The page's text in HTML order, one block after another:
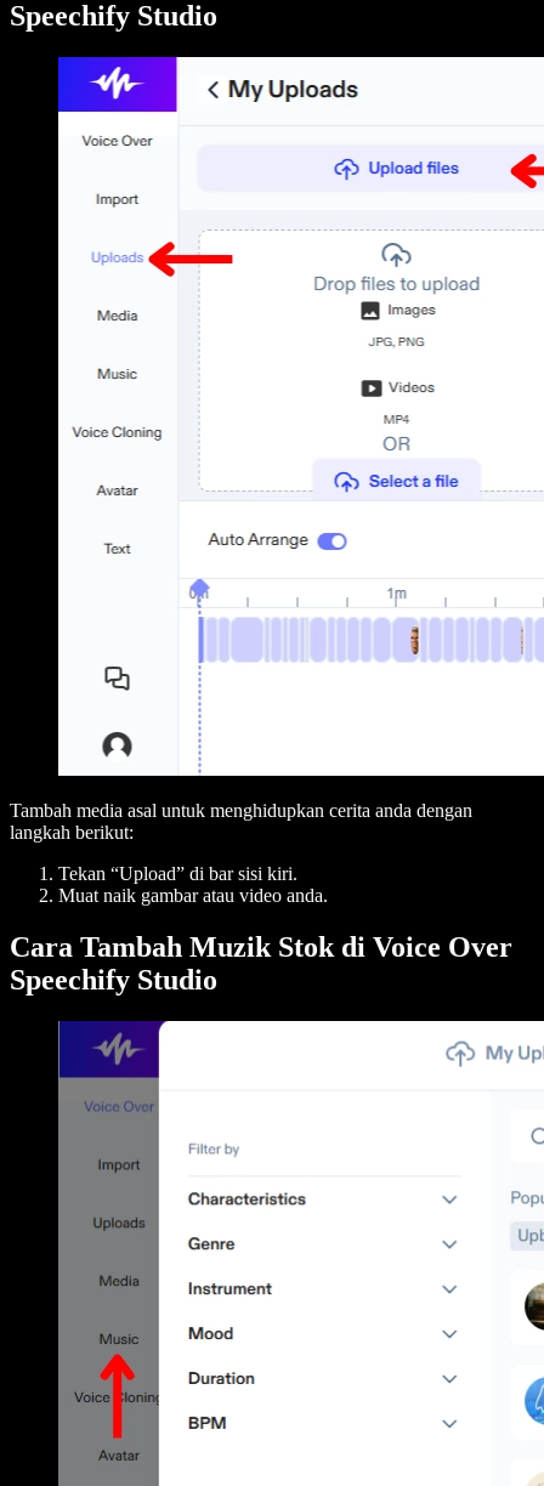
Speechify Studio
Tambah media asal untuk menghidupkan cerita anda dengan
langkah berikut:
Tekan “Upload” di bar sisi kiri.
Muat naik gambar atau video anda.
Cara Tambah Muzik Stok di Voice Over
Speechify Studio